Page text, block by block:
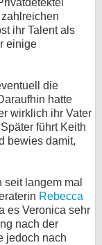
ihr Talent als
einige
die
hatte
wirklich ihr Vater
führt Keith
bewies damit,
langem mal
Rebecca
es Veronica sehr
nach der
jedoch nach